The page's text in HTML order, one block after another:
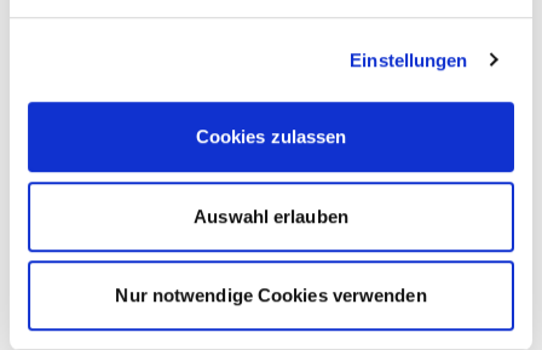
Einstellungen
Cookies zulassen
Auswahl erlauben
Nur notwendige Cookies verwenden